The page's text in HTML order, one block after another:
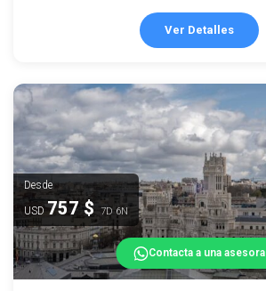
Ver Detalles
Desde
USD757 $ 7D 6N
Contacta a una asesora